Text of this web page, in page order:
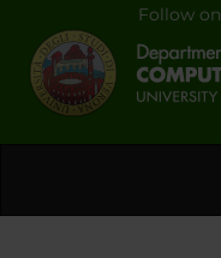
Follow on